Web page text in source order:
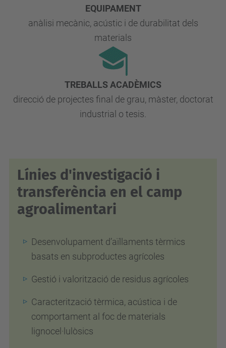
EQUIPAMENT
anàlisi mecànic, acústic i de durabilitat dels
materials
TREBALLS ACADÈMICS
direcció de projectes final de grau, màster, doctorat
industrial o tesis.
Línies d'investigació i
transferència en el camp
agroalimentari
Desenvolupament d’aïllaments tèrmics
basats en subproductes agrícoles
Gestió i valorització de residus agrícoles
Caracterització tèrmica, acústica i de
comportament al foc de materials
lignocel·lulòsics